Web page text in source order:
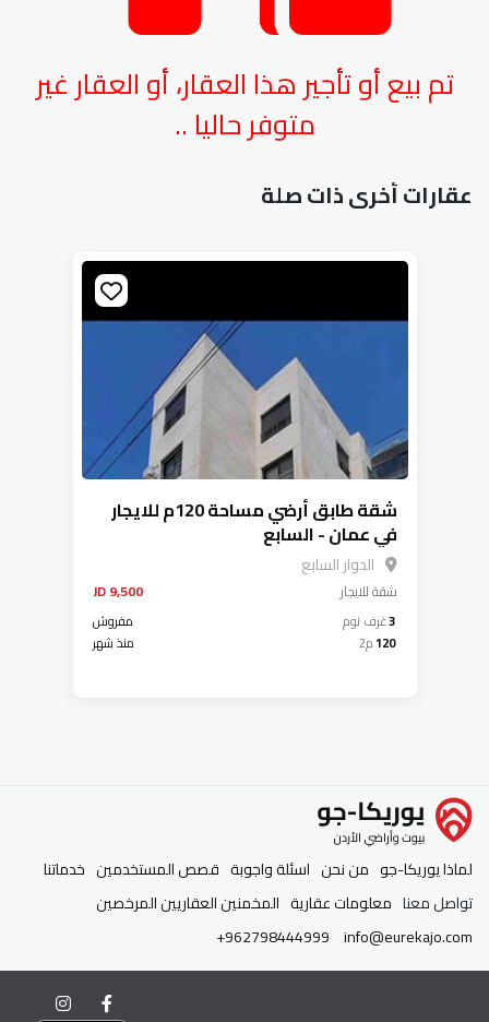
تم بيع أو تأجير هذا العقار، أو العقار غير
متوفر حاليا ..
عقارات أخرى ذات صلة
شقة طابق أرضي مساحة 120م للايجار
في عمان - السابع
الدوار السابع
شقةللايجار 9,500 JD
3غرف نوم
مفروش
120م2 منذ شهر
لماذا يوريكا-جو من نحن اسئلة واجوبة قصص المستخدمين خدماتنا
تواصل معنا معلومات عقارية المخمنين العقاريين المرخصين
info@eurekajo.com
+962798444999